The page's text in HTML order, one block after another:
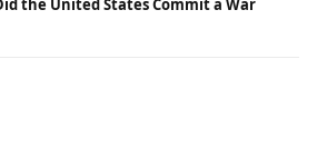
the United States Commit a War